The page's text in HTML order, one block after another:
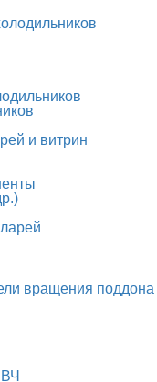
и витрин
вращения поддона